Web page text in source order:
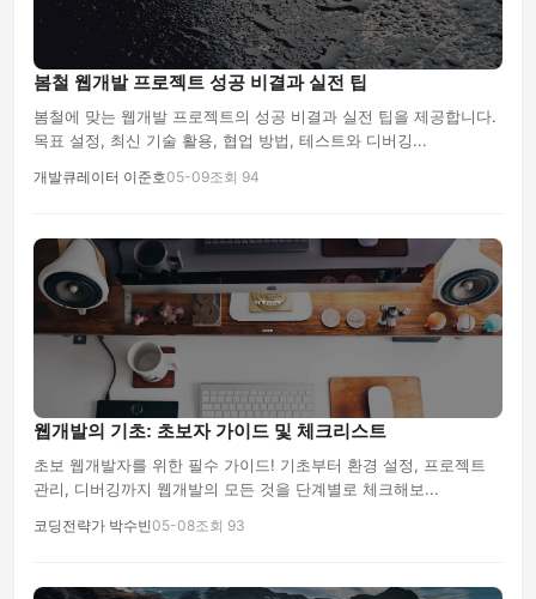
봄철 웹개발 프로젝트 성공 비결과 실전 팁
봄철에 맞는 웹개발 프로젝트의 성공 비결과 실전 팁을 제공합니다.
목표 설정, 최신 기술 활용, 협업 방법, 테스트와 디버깅...
개발큐레이터 이준호05-09조회 94
웹개발의 기초: 초보자 가이드 및 체크리스트
초보 웹개발자를 위한 필수 가이드! 기초부터 환경 설정, 프로젝트
관리, 디버깅까지 웹개발의 모든 것을 단계별로 체크해보...
코딩전략가 박수빈05-08조회 93